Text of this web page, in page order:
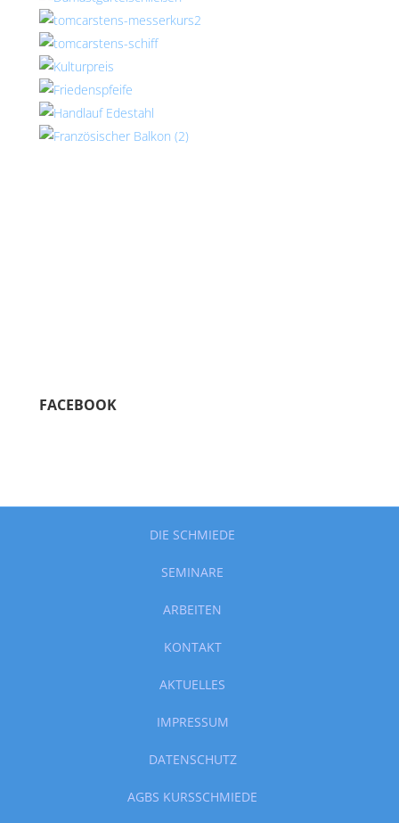
FACEBOOK
DIE SCHMIEDE
SEMINARE
ARBEITEN
KONTAKT
AKTUELLES
IMPRESSUM
DATENSCHUTZ
AGBS KURSSCHMIEDE